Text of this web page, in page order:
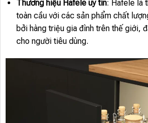
Thương hiệu Hafele uy tín: Hafele là
toàn cầu với các sản phẩm chất
bởi hàng triệu gia đình trên thế giới,
cho người tiêu dùng.